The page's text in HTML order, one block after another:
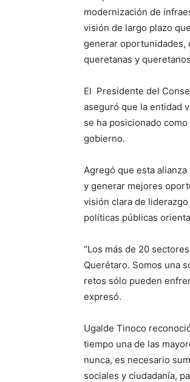
modernización de
visión de largo plazo
generar oportunidades,
queretanas y
El Presidente del
aseguró que la entidad
se ha posicionado
gobierno.
Agregó que esta
y generar mejores
visión clara de
políticas públicas
“Los más de 20
Querétaro. Somos una
retos sólo pueden
expresó.
Ugalde Tinoco
tiempo una de las
nunca, es necesario
sociales y ciudadanía,